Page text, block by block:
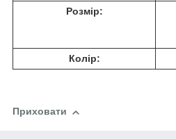
Розмір:
Колір:
Приховати